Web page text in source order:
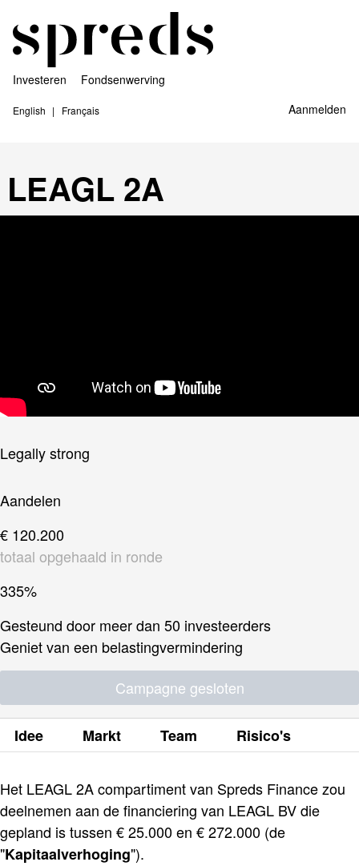
Investeren Fondsenwerving
English Français Aanmelden
LEAGL 2A
Legally strong
Aandelen
€ 120.200
totaal opgehaald in ronde
335%
Gesteund door meer dan 50 investeerders
Geniet van een belastingvermindering
Campagne gesloten
Idee Markt Team Risico's
Het LEAGL 2A compartiment van Spreds Finance zou
deelnemen aan de financiering van LEAGL BV die
gepland is tussen € 25.000 en € 272.000 (de
"Kapitaalverhoging").